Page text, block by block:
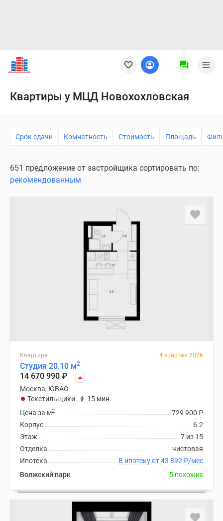
Новостройки
Квартиры
Новостройки
Москвы
Подмосковья
Новостройки
Москвы
Готовые
новостройки
Видеообзор
новостроек
Экспертиза
новостроек
Экология
Москвы
Подмосковья
Студии
комнатные
Квартиры у МЦД Новохохловская
Срок сдачи Комнатность Стоимость Площадь
651 предложение от застройщика сортировать по:
рекомендованным
Квартира 4 квартал 2026
Студия 20.10 м2
14 670 990 ₽
Москва, ЮВАО
Текстильщики
15 мин.
729 900 ₽
Цена за м2
6.2
Корпус
7 из 15
Этаж
чистовая
Отделка
В ипотеку от 43 892 ₽/мес
Ипотека
Волжский парк
5 похожих